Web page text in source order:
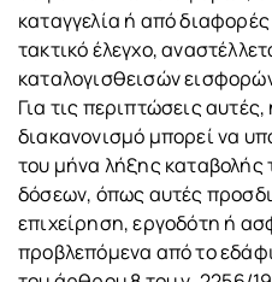
καταγγελία ή από
τακτικό έλεγχο,
καταλογισθεισών
Για τις περιπτώσεις
διακανονισμό μπορεί να
του μήνα λήξης καταβολής
δόσεων, όπως αυτές
επιχείρηση, εργοδότη ή
προβλεπόμενα από το